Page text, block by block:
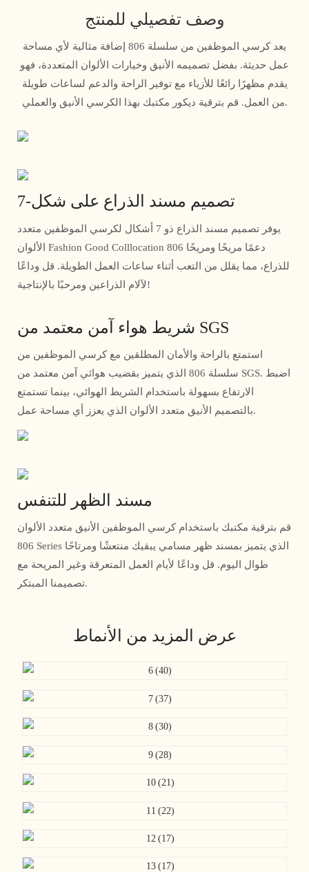
وصف تفصيلي للمنتج
يعد كرسي الموظفين من سلسلة 806 إضافة مثالية لأي مساحة
عمل حديثة. بفضل تصميمه الأنيق وخيارات الألوان المتعددة، فهو
يقدم مظهرًا رائعًا للأزياء مع توفير الراحة والدعم لساعات طويلة
من العمل. قم بترقية ديكور مكتبك بهذا الكرسي الأنيق والعملي.
7-تصميم مسند الذراع على شكل
يوفر تصميم مسند الذراع ذو 7 أشكال لكرسي الموظفين متعدد
الألوان Fashion Good Colllocation 806 دعمًا مريحًا ومريحًا
للذراع، مما يقلل من التعب أثناء ساعات العمل الطويلة. قل وداعًا
لآلام الذراعين ومرحبًا بالإنتاجية!
شريط هواء آمن معتمد من SGS
استمتع بالراحة والأمان المطلقين مع كرسي الموظفين من
سلسلة 806 الذي يتميز بقضيب هوائي آمن معتمد من SGS. اضبط
الارتفاع بسهولة باستخدام الشريط الهوائي، بينما تستمتع
بالتصميم الأنيق متعدد الألوان الذي يعزز أي مساحة عمل.
مسند الظهر للتنفس
قم بترقية مكتبك باستخدام كرسي الموظفين الأنيق متعدد الألوان
806 Series الذي يتميز بمسند ظهر مسامي يبقيك منتعشًا ومرتاحًا
طوال اليوم. قل وداعًا لأيام العمل المتعرقة وغير المريحة مع
تصميمنا المبتكر.
عرض المزيد من الأنماط